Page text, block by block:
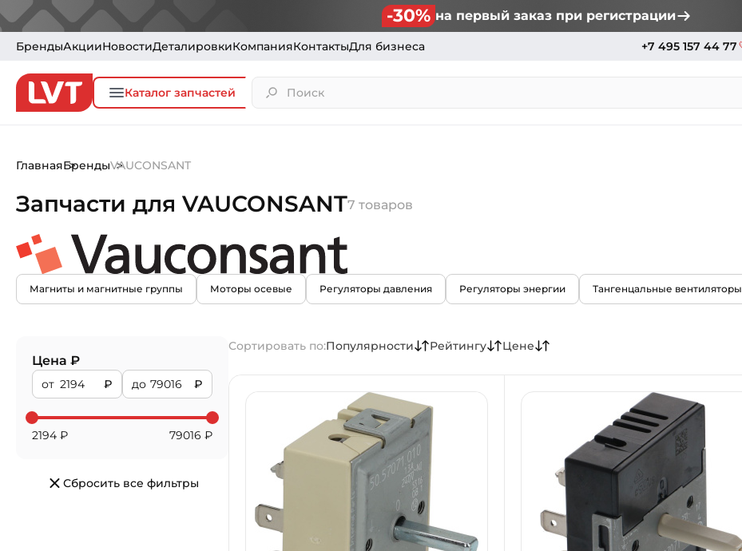
-30% на первый заказ при регистрации
БрендыАкцииНовостиДеталировкиКомпанияКонтактыДля бизнеса +7 495 157 44 77
Каталог запчастей
ГлавнаяБрендыVAUCONSANT
Запчасти для VAUCONSANT7 товаров
Магниты и магнитные группы Моторы осевые Регуляторы давления Регуляторы энергии Тангенцальные вентиляторы
Цена ₽
от ₽ до ₽
2194 ₽ 79016 ₽
Сбросить все фильтры
Сортировать по:Популярности Рейтингу Цене